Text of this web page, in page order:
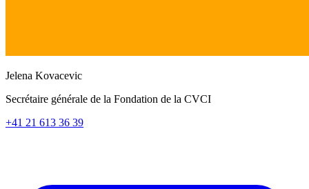
Jelena Kovacevic
Secrétaire générale de la Fondation de la CVCI
+41 21 613 36 39